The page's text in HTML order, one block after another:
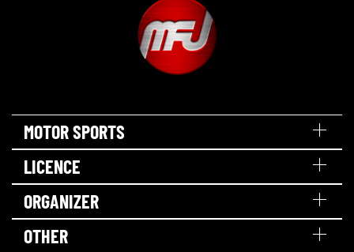
MOTOR SPORTS
LICENCE
ORGANIZER
OTHER